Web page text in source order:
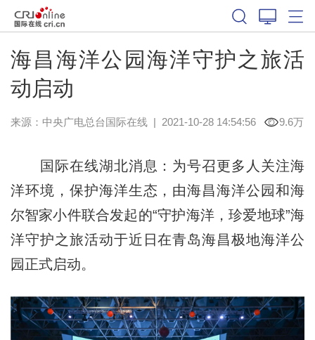
海昌海洋公园海洋守护之旅活
动启动
来源： 中央广电总台国际在线| 2021-10-28 14:54:56 9.6万
国际在线湖北消息：为号召更多人关注海
洋环境，保护海洋生态，由海昌海洋公园和海
尔智家小件联合发起的“守护海洋，珍爱地球”海
洋守护之旅活动于近日在青岛海昌极地海洋公
园正式启动。